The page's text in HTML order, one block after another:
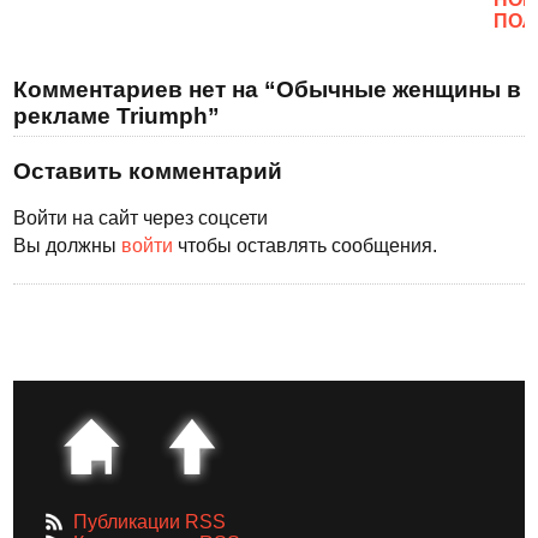
Комментариев нет на “Обычные женщины в
рекламе Triumph”
Оставить комментарий
Войти на сайт через соцсети
Вы должны войти чтобы оставлять сообщения.
Публикации RSS